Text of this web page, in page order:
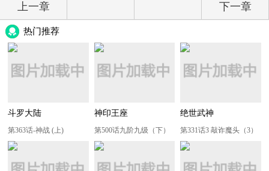
上一章 下一章
热门推荐
斗罗大陆
第363话-神战 (上)
神印王座
第500话九阶九级（下）
绝世武神
第331话3 敲诈魔头（3）